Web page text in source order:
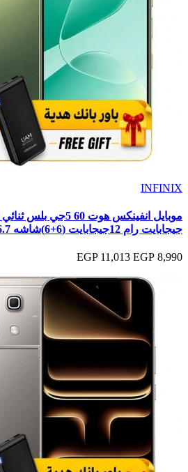
INFINIX
جيجابايت رام 12جيجابايت (6+6)شاشه 6.7
8,990 EGP
11,013 EGP